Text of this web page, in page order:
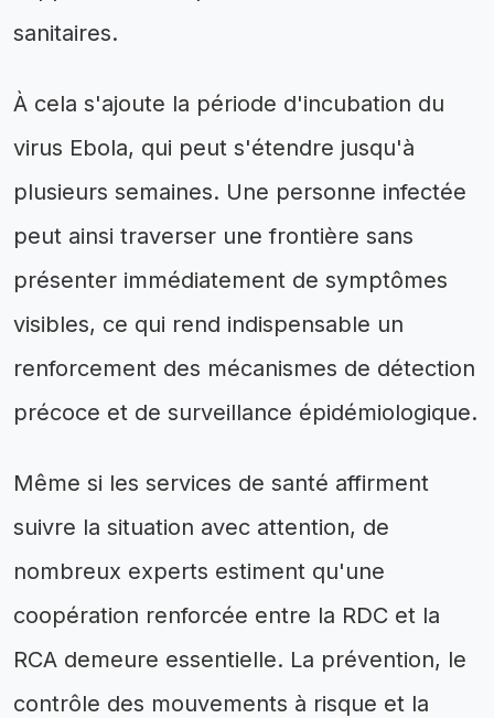
sanitaires.
À cela s'ajoute la période d'incubation du
virus Ebola, qui peut s'étendre jusqu'à
plusieurs semaines. Une personne infectée
peut ainsi traverser une frontière sans
présenter immédiatement de symptômes
visibles, ce qui rend indispensable un
renforcement des mécanismes de détection
précoce et de surveillance épidémiologique.
Même si les services de santé affirment
suivre la situation avec attention, de
nombreux experts estiment qu'une
coopération renforcée entre la RDC et la
RCA demeure essentielle. La prévention, le
contrôle des mouvements à risque et la